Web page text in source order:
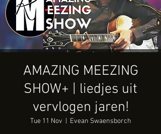
AMAZING MEEZING
SHOW+ | liedjes uit
vervlogen jaren!
Tue 11 Nov Evean Swaensborch